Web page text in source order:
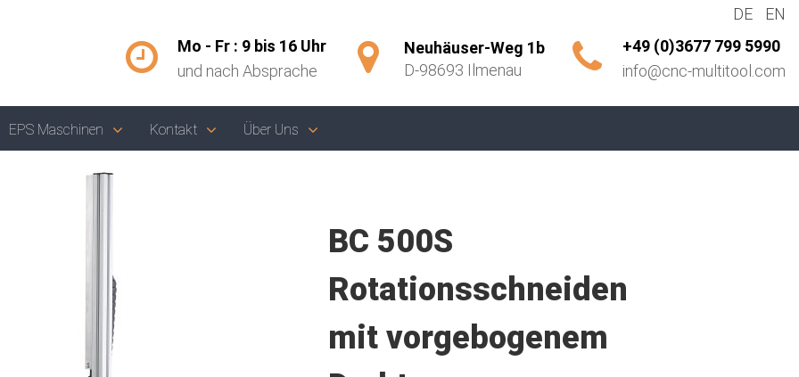
DE
EN
Mo - Fr : 9 bis 16 Uhr
und nach Absprache
Neuhäuser-Weg 1b
D-98693 Ilmenau
+49 (0)3677 799 5990
info@cnc-multitool.com
EPS Maschinen Kontakt Über Uns
BC 500S
Rotationsschneiden
mit vorgebogenem